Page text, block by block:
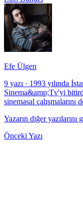
Efe Ülgen
9 yazı · 1993 yılında
Sinema&amp;Tv'yi
sinemasal çalışmalarını
Yazarın diğer yazılarını
Önceki Yazı